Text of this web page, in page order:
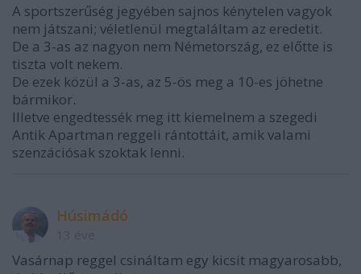
A sportszerűség jegyében sajnos kénytelen vagyok
nem játszani; véletlenül megtaláltam az eredetit.
De a 3-as az nagyon nem Németország, ez előtte is
tiszta volt nekem.
De ezek közül a 3-as, az 5-ös meg a 10-es jöhetne
bármikor.
Illetve engedtessék meg itt kiemelnem a szegedi
Antik Apartman reggeli rántottáit, amik valami
szenzációsak szoktak lenni.
Húsimádó
Vasárnap reggel csináltam egy kicsit magyarosabb,